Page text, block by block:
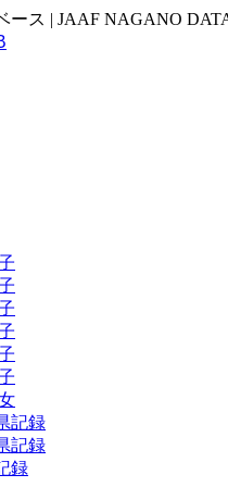
ース | JAAF NAGANO
記録
記録
録